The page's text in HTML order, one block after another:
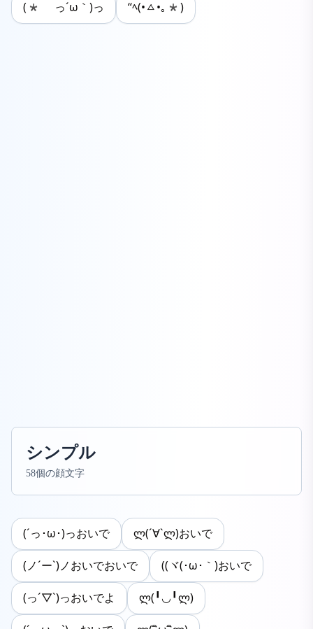
(* っ´ω｀)っ “ﾍ(•ㅿ•｡*)
シンプル
58個の顔文字
(´っ･ω･)っおいで ლ(´∀`ლ)おいで
(ノ´ー`)ノおいでおいで ((ヾ(･ω･｀)おいで
(っ´▽`)っおいでよ ლ(╹◡╹ლ)